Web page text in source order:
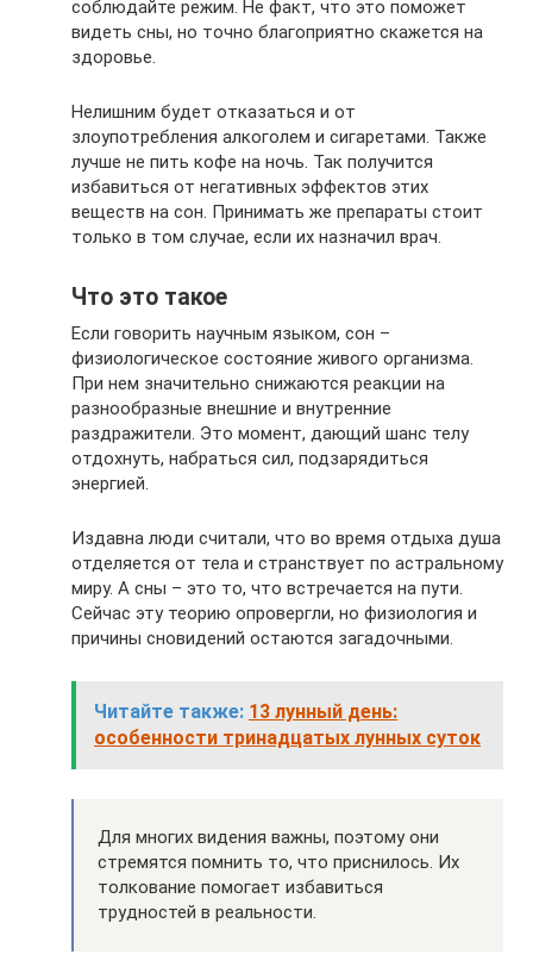
соблюдайте режим. Не факт, что это поможет
видеть сны, но точно благоприятно скажется на
здоровье.
Нелишним будет отказаться и от
злоупотребления алкоголем и сигаретами. Также
лучше не пить кофе на ночь. Так получится
избавиться от негативных эффектов этих
веществ на сон. Принимать же препараты стоит
только в том случае, если их назначил врач.
Что это такое
Если говорить научным языком, сон –
физиологическое состояние живого организма.
При нем значительно снижаются реакции на
разнообразные внешние и внутренние
раздражители. Это момент, дающий шанс телу
отдохнуть, набраться сил, подзарядиться
энергией.
Издавна люди считали, что во время отдыха душа
отделяется от тела и странствует по астральному
миру. А сны – это то, что встречается на пути.
Сейчас эту теорию опровергли, но физиология и
причины сновидений остаются загадочными.
Читайте также: 13 лунный день:
особенности тринадцатых лунных суток
Для многих видения важны, поэтому они
стремятся помнить то, что приснилось. Их
толкование помогает избавиться
трудностей в реальности.